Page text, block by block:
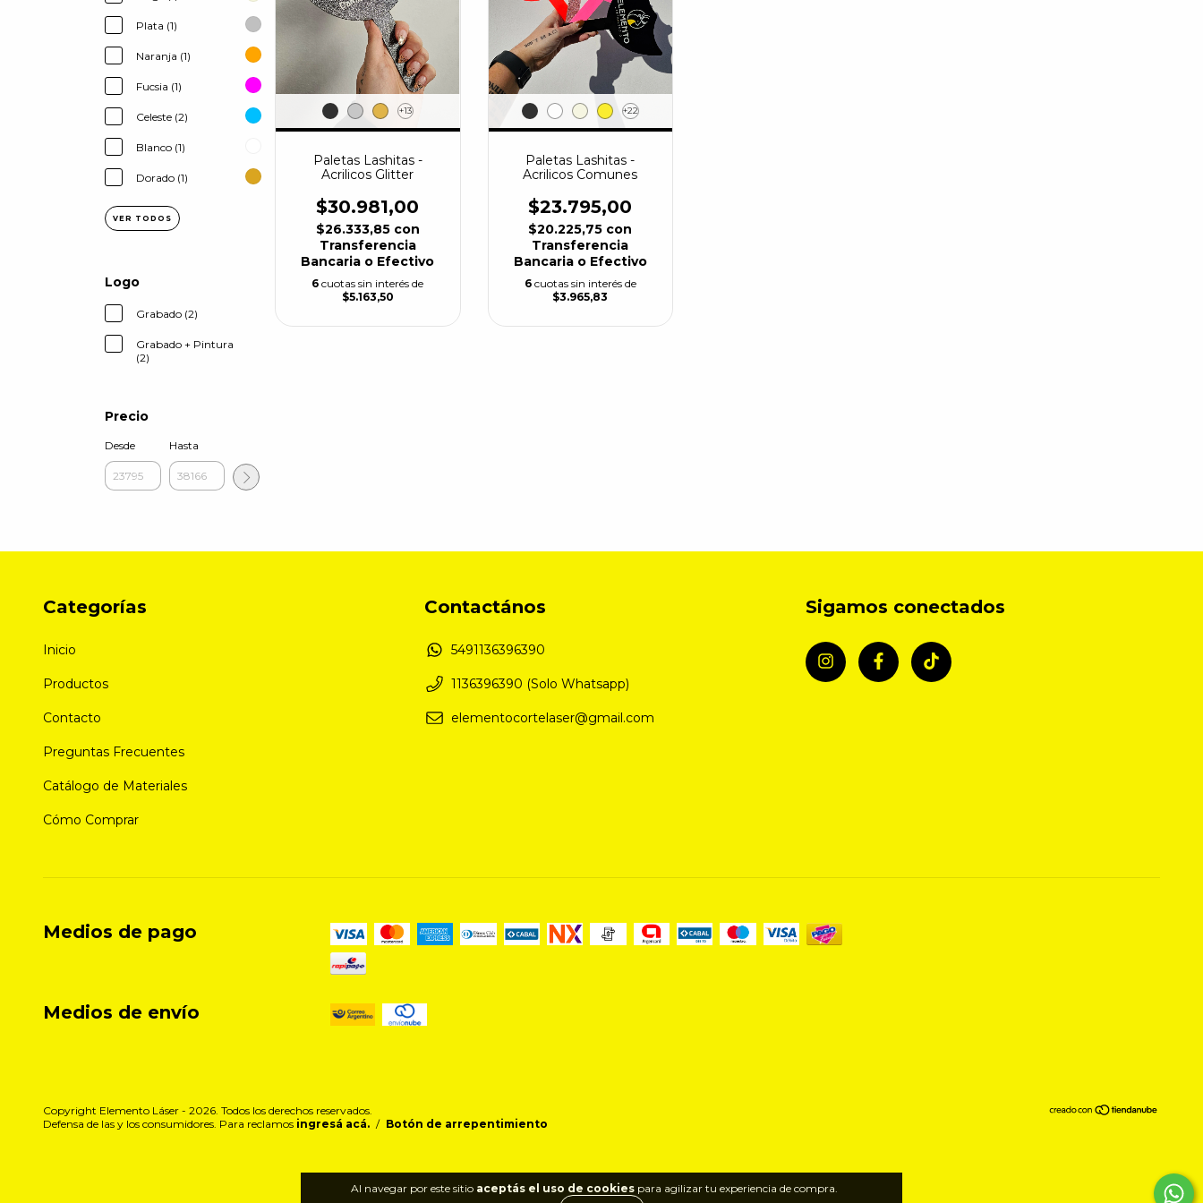
Al navegar por este sitio aceptás el uso de cookies para agilizar tu experiencia de compra.
Plata (1)
Naranja (1)
Fucsia (1)
Celeste (2)
Blanco (1)
Dorado (1)
VER TODOS
Logo
Grabado (2)
Grabado + Pintura
(2)
Precio
Desde Hasta
+13
Paletas Lashitas -
Acrilicos Glitter
$30.981,00
$26.333,85 con
Transferencia
Bancaria o Efectivo
6 cuotas sin interés de
$5.163,50
+22
Paletas Lashitas -
Acrilicos Comunes
$23.795,00
$20.225,75 con
Transferencia
Bancaria o Efectivo
6 cuotas sin interés de
$3.965,83
Categorías
Inicio
Productos
Contacto
Preguntas Frecuentes
Catálogo de Materiales
Cómo Comprar
Contactános
5491136396390
1136396390 (Solo Whatsapp)
elementocortelaser@gmail.com
Sigamos conectados
Medios de pago
Medios de envío
Copyright Elemento Láser - 2026. Todos los derechos reservados.
Defensa de las y los consumidores. Para reclamos ingresá acá. / Botón de arrepentimiento